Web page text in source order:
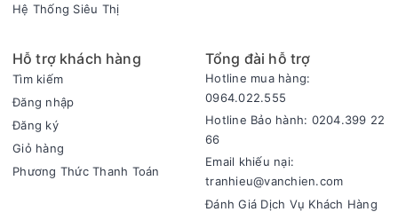
Hệ Thống Siêu Thị
Hỗ trợ khách hàng
Tìm kiếm
Đăng nhập
Đăng ký
Giỏ hàng
Phương Thức Thanh Toán
Tổng đài hỗ trợ
Hotline mua hàng:
0964.022.555
Hotline Bảo hành: 0204.399 22
66
Email khiếu nại:
tranhieu@vanchien.com
Đánh Giá Dịch Vụ Khách Hàng